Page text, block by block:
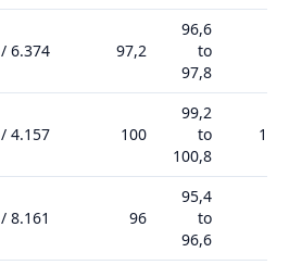
/ 6.374 97,2
96,6
to
97,8
/ 4.157 100
99,2
to
100,8
/ 8.161 96
95,4
to
96,6